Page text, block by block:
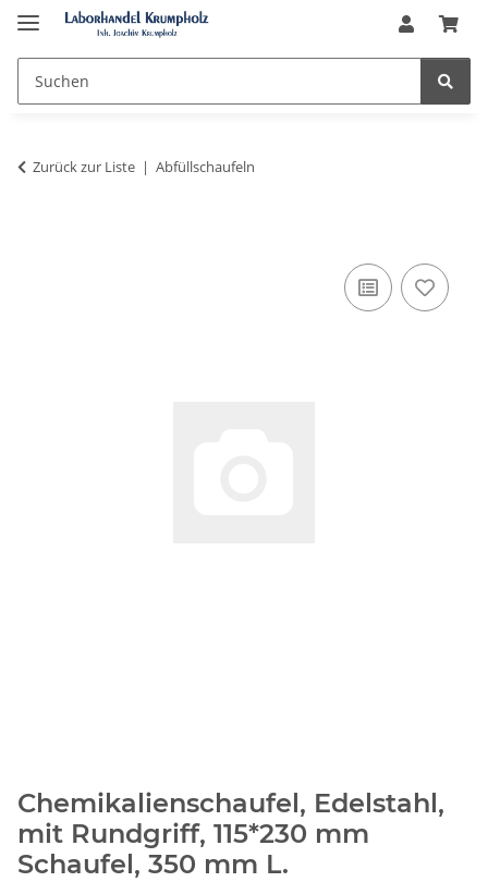
Zurück zur Liste Abfüllschaufeln
Chemikalienschaufel, Edelstahl,
mit Rundgriff, 115*230 mm
Schaufel, 350 mm L.